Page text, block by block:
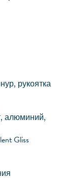
рукоятка
алюминий,
Gliss